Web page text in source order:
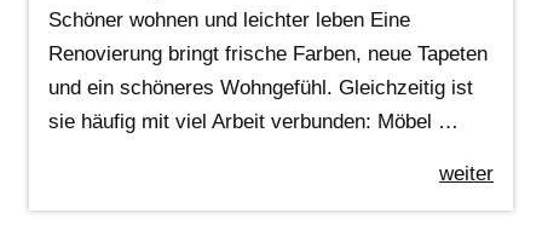
Schöner wohnen und leichter leben Eine
Renovierung bringt frische Farben, neue Tapeten
und ein schöneres Wohngefühl. Gleichzeitig ist
sie häufig mit viel Arbeit verbunden: Möbel …
weiter